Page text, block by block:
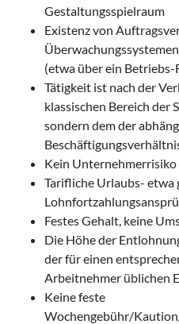
Gestaltungsspielraum
Existenz von
(etwa über ein
Tätigkeit ist nach der
klassischen Bereich der
sondern dem der
Kein Unternehmerrisiko
Tarifliche Urlaubs- etwa
Festes Gehalt, keine
Die Höhe der
der für einen
Arbeitnehmer üblichen
Keine feste
Wochengebühr/